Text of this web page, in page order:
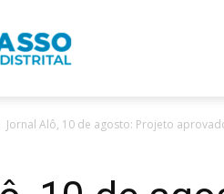
Jornal Alô, 10 de agosto: Projeto